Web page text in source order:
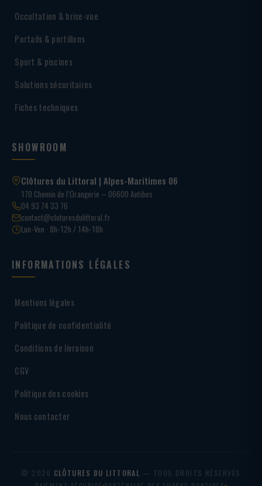
Occultation & brise-vue
Portails & portillons
Sport & piscines
Solutions sécuritaires
Fiches techniques
SHOWROOM
Clôtures du Littoral | Alpes-Maritimes 06
170 Chemin de l’Orangerie – 06600 Antibes
04 93 74 33 76
contact@cloturesdulittoral.fr
Lun-Ven · 8h-12h / 14h-18h
INFORMATIONS LÉGALES
Mentions légales
Politique de confidentialité
Conditions de livraison
CGV
Politique des cookies
Nous contacter
© 2026 CLÔTURES DU LITTORAL — TOUS DROITS RÉSERVÉS